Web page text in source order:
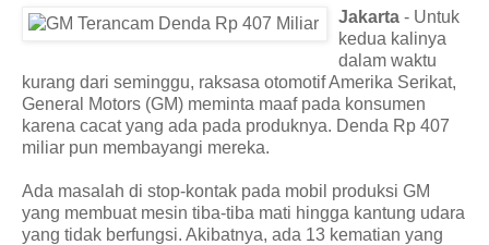
Jakarta - Untuk
kedua kalinya
dalam waktu
kurang dari seminggu, raksasa otomotif Amerika Serikat,
General Motors (GM) meminta maaf pada konsumen
karena cacat yang ada pada produknya. Denda Rp 407
miliar pun membayangi mereka.
Ada masalah di stop-kontak pada mobil produksi GM
yang membuat mesin tiba-tiba mati hingga kantung udara
yang tidak berfungsi. Akibatnya, ada 13 kematian yang